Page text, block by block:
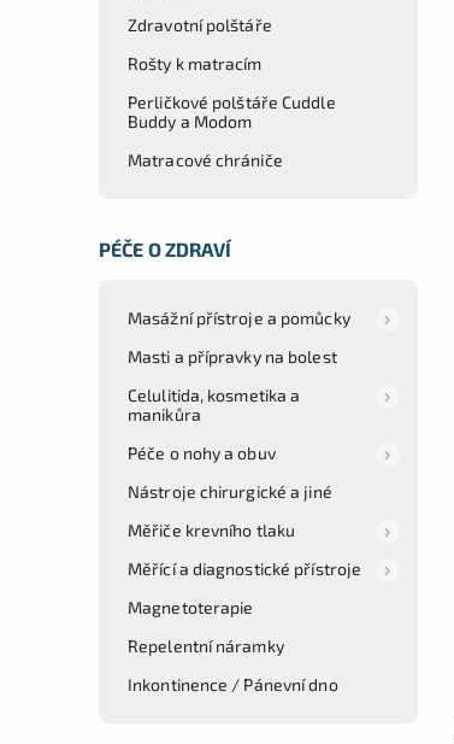
Zdravotní polštáře
Rošty k matracím
Perličkové polštáře Cuddle
Buddy a Modom
Matracové chrániče
PÉČE O ZDRAVÍ
Masážní přístroje a pomůcky
Masti a přípravky na bolest
Celulitida, kosmetika a
manikůra
Péče o nohy a obuv
Nástroje chirurgické a jiné
Měřiče krevního tlaku
Měřící a diagnostické přístroje
Magnetoterapie
Repelentní náramky
Inkontinence / Pánevní dno